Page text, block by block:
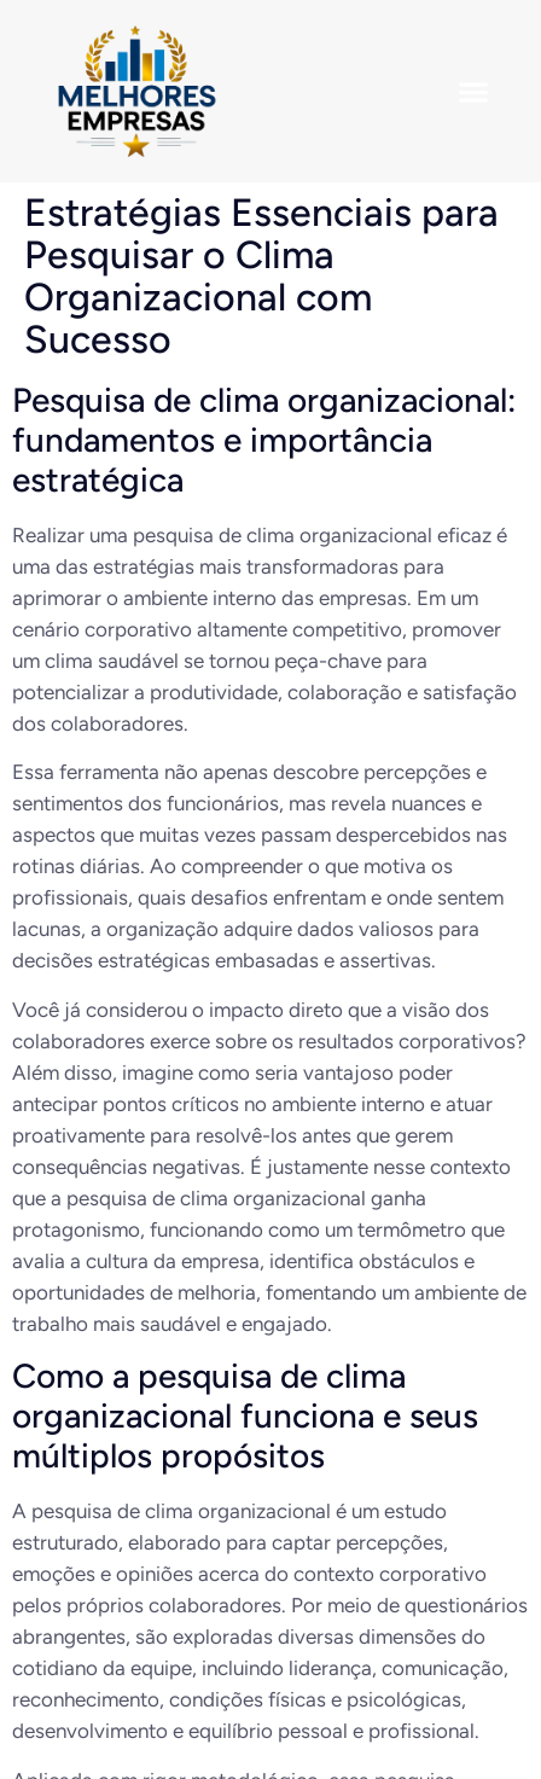
Estratégias Essenciais para
Pesquisar o Clima
Organizacional com
Sucesso
Pesquisa de clima organizacional:
fundamentos e importância
estratégica
Realizar uma pesquisa de clima organizacional eficaz é
uma das estratégias mais transformadoras para
aprimorar o ambiente interno das empresas. Em um
cenário corporativo altamente competitivo, promover
um clima saudável se tornou peça-chave para
potencializar a produtividade, colaboração e satisfação
dos colaboradores.
Essa ferramenta não apenas descobre percepções e
sentimentos dos funcionários, mas revela nuances e
aspectos que muitas vezes passam despercebidos nas
rotinas diárias. Ao compreender o que motiva os
profissionais, quais desafios enfrentam e onde sentem
lacunas, a organização adquire dados valiosos para
decisões estratégicas embasadas e assertivas.
Você já considerou o impacto direto que a visão dos
colaboradores exerce sobre os resultados corporativos?
Além disso, imagine como seria vantajoso poder
antecipar pontos críticos no ambiente interno e atuar
proativamente para resolvê-los antes que gerem
consequências negativas. É justamente nesse contexto
que a pesquisa de clima organizacional ganha
protagonismo, funcionando como um termômetro que
avalia a cultura da empresa, identifica obstáculos e
oportunidades de melhoria, fomentando um ambiente de
trabalho mais saudável e engajado.
Como a pesquisa de clima
organizacional funciona e seus
múltiplos propósitos
A pesquisa de clima organizacional é um estudo
estruturado, elaborado para captar percepções,
emoções e opiniões acerca do contexto corporativo
pelos próprios colaboradores. Por meio de questionários
abrangentes, são exploradas diversas dimensões do
cotidiano da equipe, incluindo liderança, comunicação,
reconhecimento, condições físicas e psicológicas,
desenvolvimento e equilíbrio pessoal e profissional.